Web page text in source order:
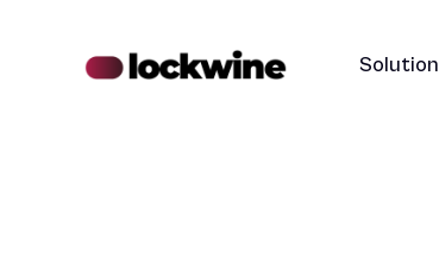
Solution